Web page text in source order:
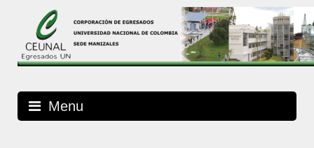
Menu